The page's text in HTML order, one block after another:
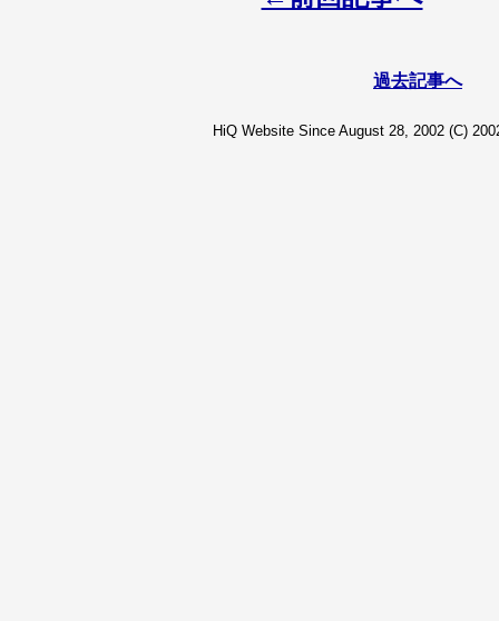
過去記事へ
HiQ Website Since August 28, 2002 (C)